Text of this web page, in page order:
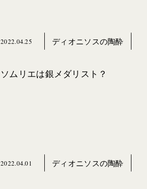
2022.04.25 ディオニソスの陶酔
ソムリエは銀メダリスト？
2022.04.01 ディオニソスの陶酔